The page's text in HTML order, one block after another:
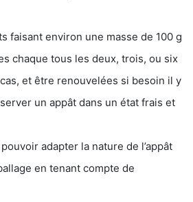
faisant environ une masse de 100 g
chaque tous les deux, trois, ou six
et être renouvelées si besoin il y
un appât dans un état frais et
adapter la nature de l’appât
en tenant compte de